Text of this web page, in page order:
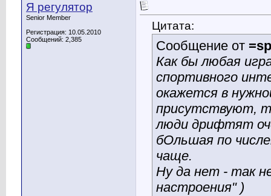
Я регулятор
Senior Member
Регистрация: 10.05.2010
Сообщений: 2,385
Цитата:
Сообщение от
Как бы любая
спортивного
окажется в
присутствуют,
люди дрифтят
бОльшая по
чаще.
Ну да нет - так
настроения" )